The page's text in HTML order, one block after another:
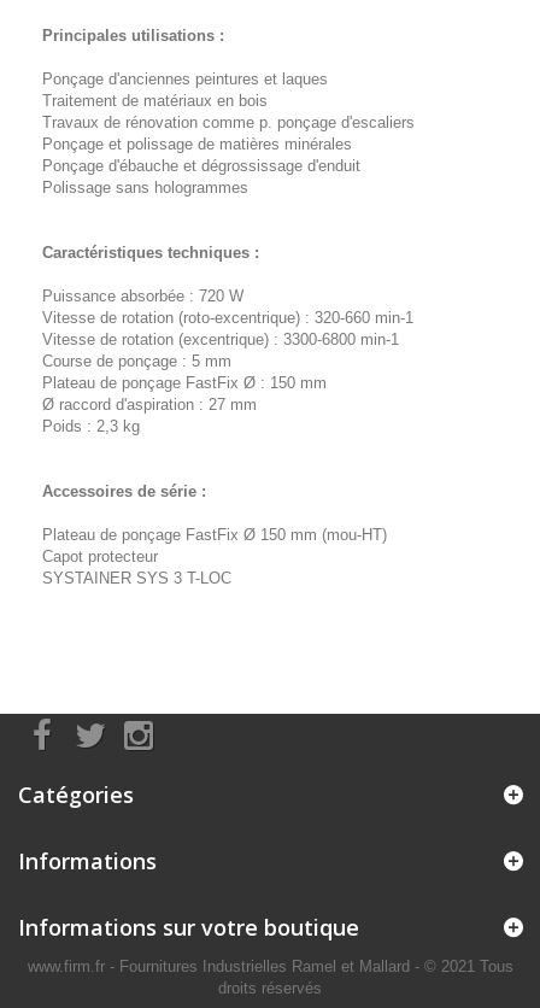
Principales utilisations :
Ponçage d'anciennes peintures et laques
Traitement de matériaux en bois
Travaux de rénovation comme p. ponçage d'escaliers
Ponçage et polissage de matières minérales
Ponçage d'ébauche et dégrossissage d'enduit
Polissage sans hologrammes
Caractéristiques techniques :
Puissance absorbée : 720 W
Vitesse de rotation (roto-excentrique) : 320-660 min-1
Vitesse de rotation (excentrique) : 3300-6800 min-1
Course de ponçage : 5 mm
Plateau de ponçage FastFix Ø : 150 mm
Ø raccord d'aspiration : 27 mm
Poids : 2,3 kg
Accessoires de série :
Plateau de ponçage FastFix Ø 150 mm (mou-HT)
Capot protecteur
SYSTAINER SYS 3 T-LOC
Catégories
Informations
Informations sur votre boutique
www.firm.fr - Fournitures Industrielles Ramel et Mallard - © 2021 Tous
droits réservés